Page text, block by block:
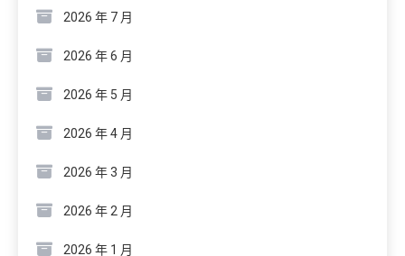
2026 年 7 月
2026 年 6 月
2026 年 5 月
2026 年 4 月
2026 年 3 月
2026 年 2 月
2026 年 1 月